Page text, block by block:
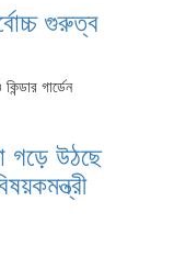
গুরুত্ব
গড়ে উঠছে